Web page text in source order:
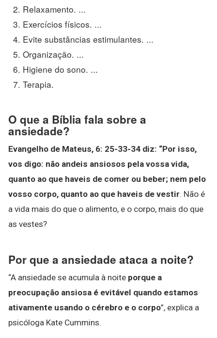
Relaxamento. ...
Exercícios físicos. ...
Evite substâncias estimulantes. ...
Organização. ...
Higiene do sono. ...
Terapia.
O que a Bíblia fala sobre a
ansiedade?
Evangelho de Mateus, 6: 25-33-34 diz: “Por isso,
vos digo: não andeis ansiosos pela vossa vida,
quanto ao que haveis de comer ou beber; nem pelo
vosso corpo, quanto ao que haveis de vestir. Não é
a vida mais do que o alimento, e o corpo, mais do que
as vestes?
Por que a ansiedade ataca a noite?
“A ansiedade se acumula à noite porque a
preocupação ansiosa é evitável quando estamos
ativamente usando o cérebro e o corpo”, explica a
psicóloga Kate Cummins.